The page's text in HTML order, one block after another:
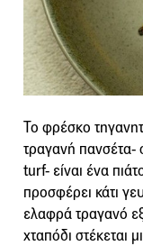
Το φρέσκο
τραγανή πανσέτα-
turf- είναι ένα
προσφέρει κάτι
ελαφρά τραγανό
χταπόδι στέκεται